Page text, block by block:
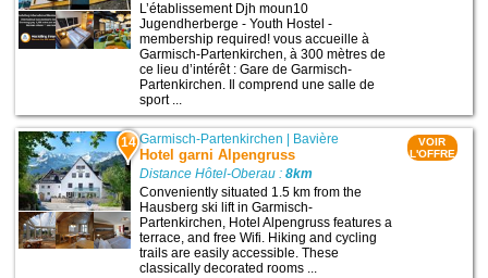
L’établissement Djh moun10
Jugendherberge - Youth Hostel -
membership required! vous accueille à
Garmisch-Partenkirchen, à 300 mètres de
ce lieu d’intérêt : Gare de Garmisch-
Partenkirchen. Il comprend une salle de
sport ...
14 Garmisch-Partenkirchen Bavière
Hotel garni Alpengruss
Distance Hôtel-Oberau :8km
Conveniently situated 1.5 km from the
Hausberg ski lift in Garmisch-
Partenkirchen, Hotel Alpengruss features a
terrace, and free Wifi. Hiking and cycling
trails are easily accessible. These
classically decorated rooms ...
VOIR
L'OFFRE